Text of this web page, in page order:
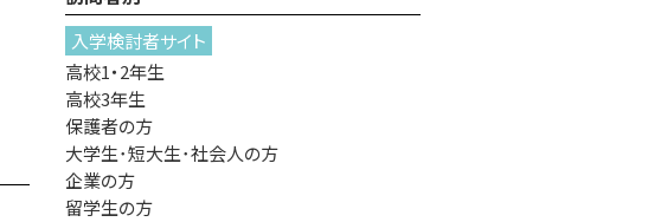
入学検討者サイト
高校1・2年生
高校3年生
保護者の方
大学生･短大生･社会人の方
企業の方
留学生の方